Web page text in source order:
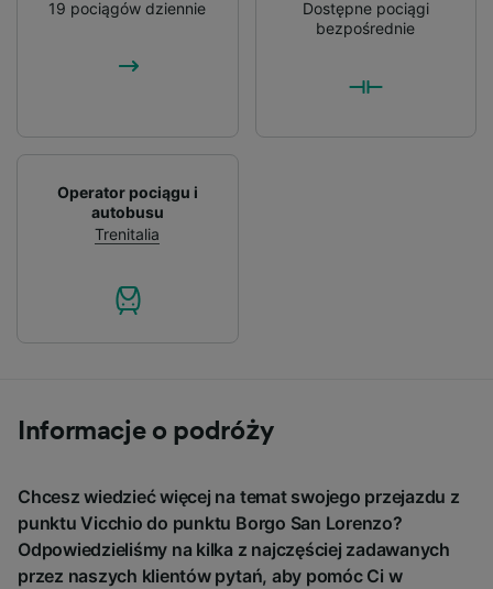
19 pociągów dziennie
Dostępne pociągi
bezpośrednie
Operator pociągu i
autobusu
Trenitalia
Informacje o podróży
Chcesz wiedzieć więcej na temat swojego przejazdu z
punktu Vicchio do punktu Borgo San Lorenzo?
Odpowiedzieliśmy na kilka z najczęściej zadawanych
przez naszych klientów pytań, aby pomóc Ci w